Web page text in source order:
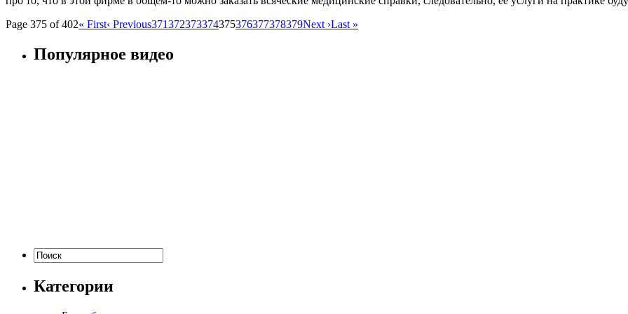
Page 375 of 402« First‹ Previous371372373374375376377378379Next ›Last »
Популярное видео
Категории